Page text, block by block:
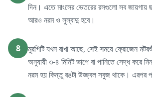
দিন। এতে মাংসের ভেতরের রসগুলো সব জায়গায়
আরও নরম ও সুস্বাদু হবে।
8
মুরগিটি যখন রাখা আছে, সেই সময়ে ফ্রোজেন
অনুযায়ী ৩-৪ মিনিট ভাপে বা পানিতে সেদ্ধ করে
নরম হয় কিন্তু রঙটা উজ্জ্বল সবুজ থাকে। এরপর